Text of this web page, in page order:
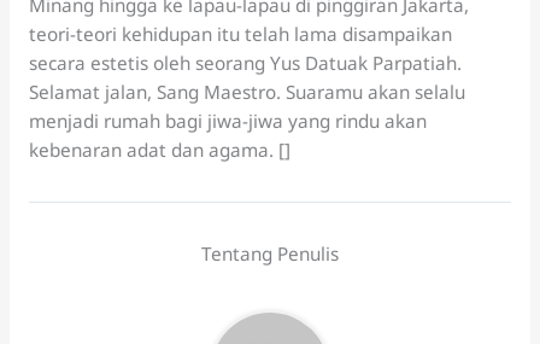
Minang hingga ke lapau-lapau di pinggiran Jakarta,
teori-teori kehidupan itu telah lama disampaikan
secara estetis oleh seorang Yus Datuak Parpatiah.
Selamat jalan, Sang Maestro. Suaramu akan selalu
menjadi rumah bagi jiwa-jiwa yang rindu akan
kebenaran adat dan agama. []
Tentang Penulis